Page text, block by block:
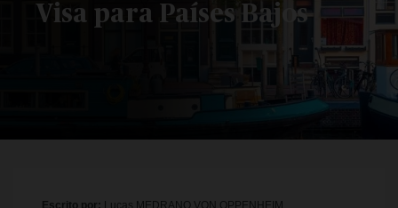
Visa para Países Bajos
Escrito por: Lucas MEDRANO VON OPPENHEIM